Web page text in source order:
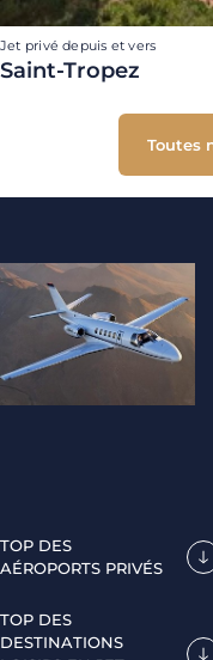
Jet privé depuis et vers
Saint-Tropez
Toutes
TOP DES
AÉROPORTS PRIVÉS
TOP DES
DESTINATIONS